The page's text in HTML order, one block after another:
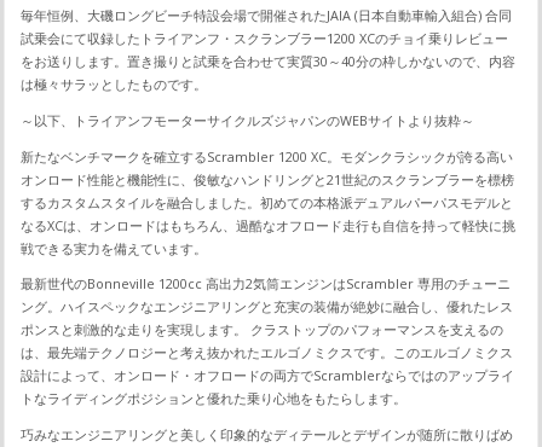
毎年恒例、大磯ロングビーチ特設会場で開催されたJAIA (日本自動車輸入組合) 合同
試乗会にて収録したトライアンフ・スクランブラー1200 XCのチョイ乗りレビュー
をお送りします。置き撮りと試乗を合わせて実質30～40分の枠しかないので、内容
は極々サラッとしたものです。
～以下、トライアンフモーターサイクルズジャパンのWEBサイトより抜粋～
新たなベンチマークを確立するScrambler 1200 XC。モダンクラシックが誇る高い
オンロード性能と機能性に、俊敏なハンドリングと21世紀のスクランブラーを標榜
するカスタムスタイルを融合しました。初めての本格派デュアルパーパスモデルと
なるXCは、オンロードはもちろん、過酷なオフロード走行も自信を持って軽快に挑
戦できる実力を備えています。
最新世代のBonneville 1200cc 高出力2気筒エンジンはScrambler 専用のチューニ
ング。ハイスペックなエンジニアリングと充実の装備が絶妙に融合し、優れたレス
ポンスと刺激的な走りを実現します。 クラストップのパフォーマンスを支えるの
は、最先端テクノロジーと考え抜かれたエルゴノミクスです。このエルゴノミクス
設計によって、オンロード・オフロードの両方でScramblerならではのアップライ
トなライディングポジションと優れた乗り心地をもたらします。
巧みなエンジニアリングと美しく印象的なディテールとデザインが随所に散りばめ